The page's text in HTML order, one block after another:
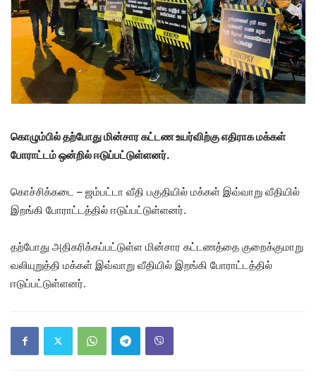
கொழும்பில் தற்போது மின்சார கட்டண உயர்விற்கு எதிராக மக்கள்
போராட்டம் ஒன்றில் ஈடுப்பட்டுள்ளனர்.
கொச்சிக்கடை – ஜம்பட்டா வீதி பகுதியில் மக்கள் இவ்வாறு வீதியில்
இறங்கி போராட்டத்தில் ஈடுப்பட்டுள்ளனர்.
தற்போது அதிகரிக்கப்பட்டுள்ள மின்சார கட்டணத்தை குறைக்குமாறு
வலியுறுத்தி மக்கள் இவ்வாறு வீதியில் இறங்கி போராட்டத்தில்
ஈடுப்பட்டுள்ளனர்.